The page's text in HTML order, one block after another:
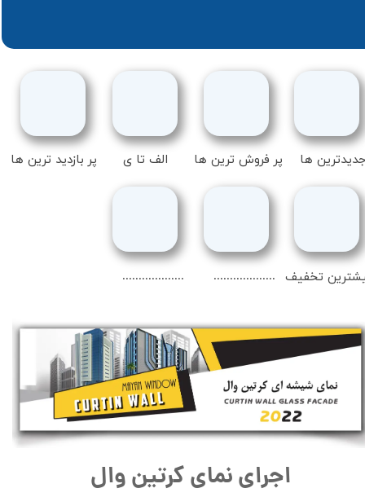
ها پر فروش ترین ها
تخفیف
پر بازدید ترین ها الف تا ی
...................
...................
اجراینمای کرتین وال